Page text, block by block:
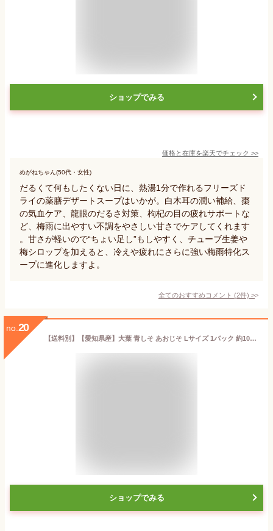
ショップでみる
価格と在庫を楽天でチェック >>
めがねちゃん(50代・女性)
だるくて何もしたくない日に、熱湯1分で作れるフリーズド
ライの薬膳デザートスープはいかが。白木耳の潤い補給、棗
の気血ケア、龍眼のだるさ対策、枸杞の目の疲れサポートな
ど、梅雨に出やすい不調をやさしい甘さでケアしてくれます
。甘さが軽いので“ちょい足し”もしやすく、チューブ生姜や
梅シロップを加えると、冷えや疲れにさらに強い梅雨特化ス
ープに進化しますよ。
全てのおすすめコメント (2件) >
no. 20
【送料別】【愛知県産】大葉 青しそ あおじそ Lサイズ 1パック 約100g 100枚入【野菜詰め合わせセットと同梱で送料無料】【送料は注文後に個数によって変動】
ショップでみる